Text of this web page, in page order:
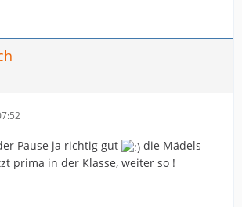
Pause ja richtig gut
die Mädels
prima in der Klasse, weiter so !